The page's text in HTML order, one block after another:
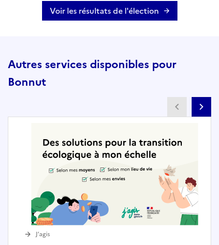
Voir les résultats de l'élection
Autres services disponibles pour
Bonnut
J’agis